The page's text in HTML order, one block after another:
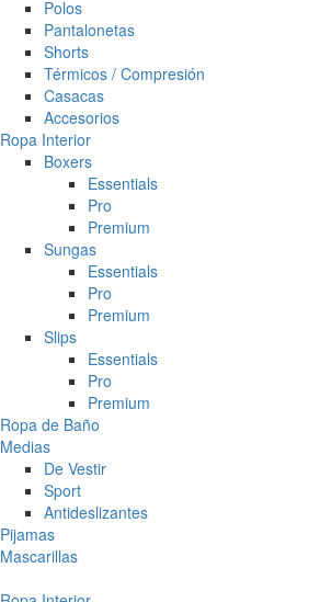
Polos
Pantalonetas
Shorts
Térmicos / Compresión
Casacas
Accesorios
Ropa Interior
Boxers
Essentials
Pro
Premium
Sungas
Essentials
Pro
Premium
Slips
Essentials
Pro
Premium
Ropa de Baño
Medias
De Vestir
Sport
Antideslizantes
Pijamas
Mascarillas